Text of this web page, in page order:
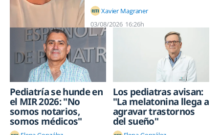
Xavier Magraner
03/08/2026 16:26h
Pediatría se hunde en
el MIR 2026: "No
somos notarios,
somos médicos"
Los pediatras avisan:
"La melatonina llega a
agravar trastornos
del sueño"